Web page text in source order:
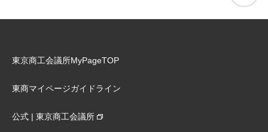
東京商工会議所MyPageTOP
東商マイページガイドライン
公式 | 東京商工会議所